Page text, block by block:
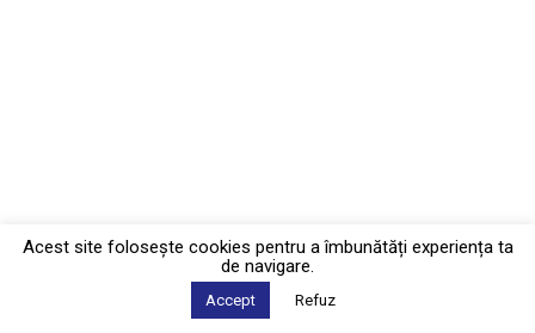
Acest site foloseşte cookies pentru a îmbunătăți experiența ta
de navigare.
Accept Refuz